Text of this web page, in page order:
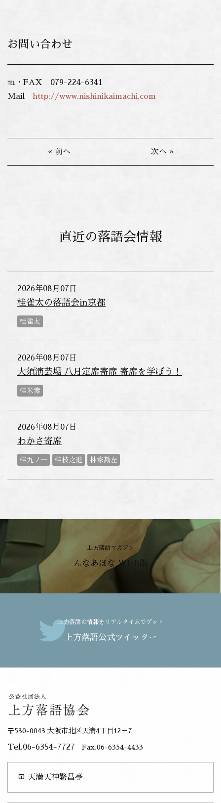
お問い合わせ
℡・FAX 079-224-6341
Mail http://www.nishinikaimachi.com
« 前へ 次へ »
直近の落語会情報
2026年08月07日
桂雀太の落語会in京都
桂雀太
2026年08月07日
大須演芸場 八月定席寄席 寄席を学ぼう！
桂米紫
2026年08月07日
わかさ寄席
桂九ノ一 桂枝之進 林家勘左
上方落語マガジン
んなあほな WEB版
上方落語の情報をリアルタイムでゲット
上方落語公式ツイッター
〒530-0043 大阪市北区天満4丁目12－7
Tel.06-6354-7727 Fax.06-6354-4433
open_in_browser 天満天神繁昌亭